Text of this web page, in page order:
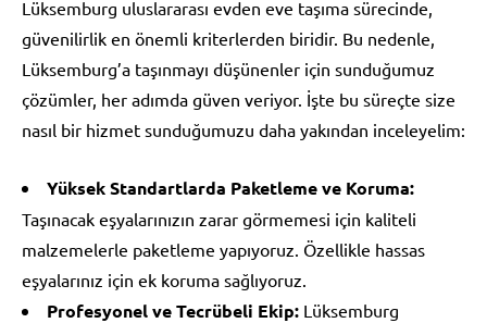
Lüksemburg uluslararası evden eve taşıma sürecinde,
güvenilirlik en önemli kriterlerden biridir. Bu nedenle,
Lüksemburg’a taşınmayı düşünenler için sunduğumuz
çözümler, her adımda güven veriyor. İşte bu süreçte size
nasıl bir hizmet sunduğumuzu daha yakından inceleyelim:
Yüksek Standartlarda Paketleme ve Koruma:
Taşınacak eşyalarınızın zarar görmemesi için kaliteli
malzemelerle paketleme yapıyoruz. Özellikle hassas
eşyalarınız için ek koruma sağlıyoruz.
Profesyonel ve Tecrübeli Ekip: Lüksemburg